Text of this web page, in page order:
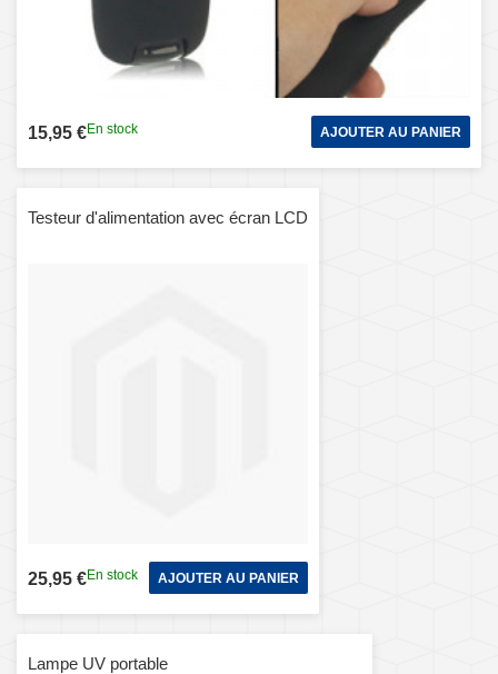
15,95 €En stock AJOUTER AU PANIER
Testeur d'alimentation avec écran LCD
25,95 €En stock AJOUTER AU PANIER
Lampe UV portable